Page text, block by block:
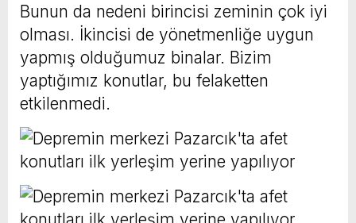
Bunun da nedeni birincisi zeminin çok iyi
olması. İkincisi de yönetmenliğe uygun
yapmış olduğumuz binalar. Bizim
yaptığımız konutlar, bu felaketten
etkilenmedi.